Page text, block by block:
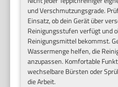
und Verschmutzungsgrade.
Einsatz, ob dein Gerät über
Reinigungsstufen verfügt und
Reinigungsmittel bekommst.
Wassermenge helfen, die
anzupassen. Komfortable
wechselbare Bürsten oder
die Arbeit.